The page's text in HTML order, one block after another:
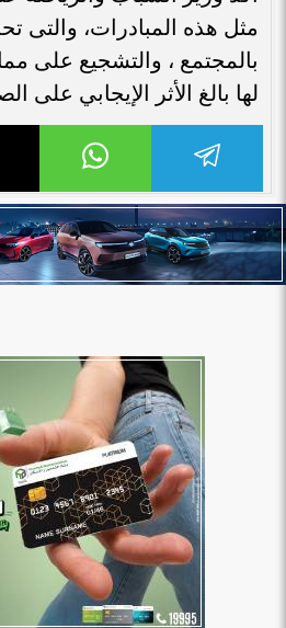
مثل هذه المبادرات، والتى
بالمجتمع ، والتشجيع على
لها بالغ الأثر الإيجابي على